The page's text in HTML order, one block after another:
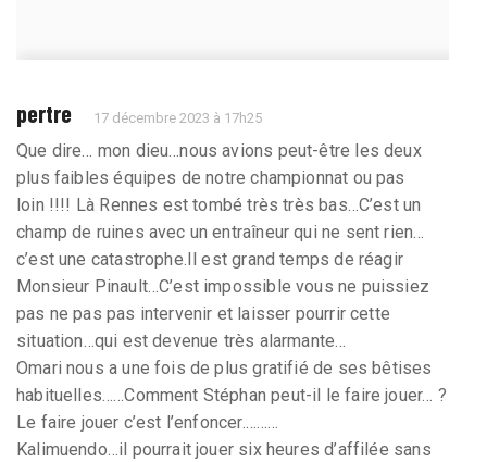
pertre 17 décembre 2023 à 17h25
Que dire… mon dieu…nous avions peut-être les deux
plus faibles équipes de notre championnat ou pas
loin !!!! Là Rennes est tombé très très bas…C’est un
champ de ruines avec un entraîneur qui ne sent rien…
c’est une catastrophe.Il est grand temps de réagir
Monsieur Pinault…C’est impossible vous ne puissiez
pas ne pas pas intervenir et laisser pourrir cette
situation…qui est devenue très alarmante…
Omari nous a une fois de plus gratifié de ses bêtises
habituelles……Comment Stéphan peut-il le faire jouer… ?
Le faire jouer c’est l’enfoncer.………
Kalimuendo…il pourrait jouer six heures d’affilée sans